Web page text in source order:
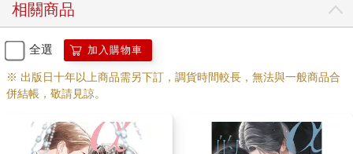
相關商品
全選 加入購物車
※ 出版日十年以上商品需另下訂，調貨時間較長，無法與一般商品合
併結帳，敬請見諒。